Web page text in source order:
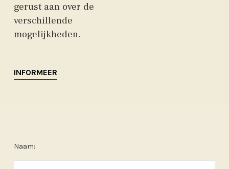
gerust aan over de
verschillende
mogelijkheden.
INFORMEER
Naam: